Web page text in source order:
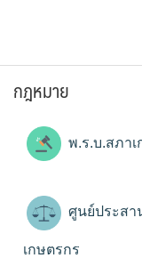
กฎหมาย
พ.ร.บ.สภา
ศูนย์ประสา
เกษตรกร